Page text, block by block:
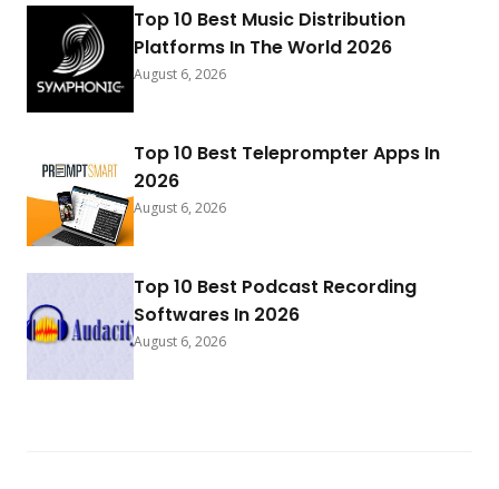
Top 10 Best Music Distribution
Platforms In The World 2026
August 6, 2026
Top 10 Best Teleprompter Apps In
2026
August 6, 2026
Top 10 Best Podcast Recording
Softwares In 2026
August 6, 2026